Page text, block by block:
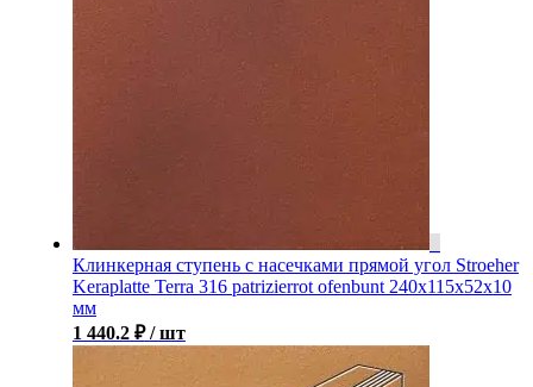
Клинкерная ступень с насечками прямой угол Stroeher
Keraplatte Terra 316 patrizierrot ofenbunt 240х115х52х10
мм
1 440.2 ₽ / шт